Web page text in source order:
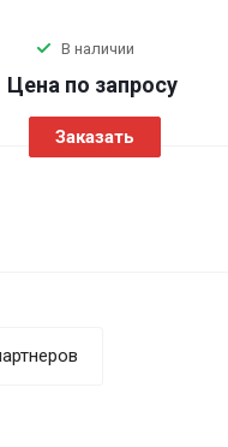
В наличии
Цена по запросу
Заказать